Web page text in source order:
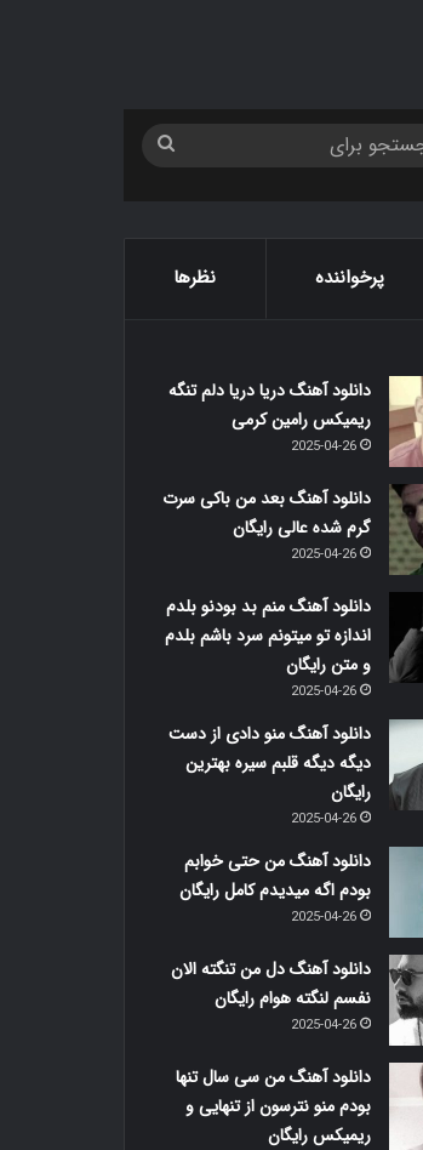
پرخواننده نظرها
دانلود آهنگ دریا دریا دلم تنگه
ریمیکس رامین کرمی
2025-04-26
دانلود آهنگ بعد من باکی سرت
گرم شده عالی رایگان
2025-04-26
دانلود آهنگ منم بد بودنو بلدم
اندازه تو میتونم سرد باشم بلدم
و متن رایگان
2025-04-26
دانلود آهنگ منو دادی از دست
دیگه دیگه قلبم سیره بهترین
رایگان
2025-04-26
دانلود آهنگ من حتی خوابم
بودم اگه میدیدم کامل رایگان
2025-04-26
دانلود آهنگ دل من تنگته الان
نفسم لنگته هوام رایگان
2025-04-26
دانلود آهنگ من سی سال تنها
بودم منو نترسون از تنهایی و
ریمیکس رایگان